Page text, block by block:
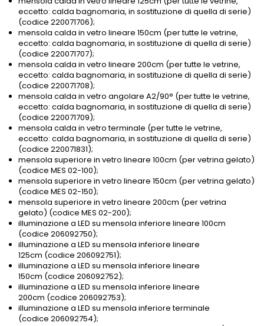
eccetto: calda bagnomaria, in sostituzione di quella di serie)
(codice 220071706);
mensola calda in vetro lineare 150cm (per tutte le vetrine,
eccetto: calda bagnomaria, in sostituzione di quella di serie)
(codice 220071707);
mensola calda in vetro lineare 200cm (per tutte le vetrine,
eccetto: calda bagnomaria, in sostituzione di quella di serie)
(codice 220071708);
mensola calda in vetro angolare A2/90° (per tutte le vetrine,
eccetto: calda bagnomaria, in sostituzione di quella di serie)
(codice 220071709);
mensola calda in vetro terminale (per tutte le vetrine,
eccetto: calda bagnomaria, in sostituzione di quella di serie)
(codice 220071831);
mensola superiore in vetro lineare 100cm (per vetrina gelato)
(codice MES 02-100);
mensola superiore in vetro lineare 150cm (per vetrina gelato)
(codice MES 02-150);
mensola superiore in vetro lineare 200cm (per vetrina
gelato) (codice MES 02-200);
illuminazione a LED su mensola inferiore lineare 100cm
(codice 206092750);
illuminazione a LED su mensola inferiore lineare
125cm (codice 206092751);
illuminazione a LED su mensola inferiore lineare
150cm (codice 206092752);
illuminazione a LED su mensola inferiore lineare
200cm (codice 206092753);
illuminazione a LED su mensola inferiore terminale
(codice 206092754);